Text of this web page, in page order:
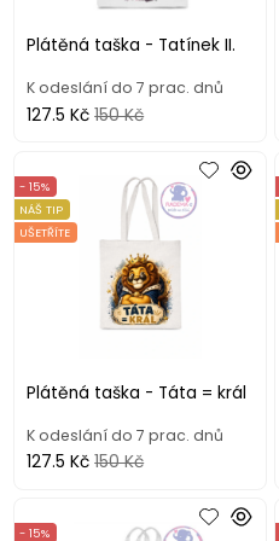
Plátěná taška - Tatínek II.
K odeslání do 7 prac. dnů
127.5 Kč 150 Kč
Plátěná taška - Táta = král
- 15%
NÁŠ TIP
UŠETŘÍTE
K odeslání do 7 prac. dnů
127.5 Kč 150 Kč
- 15%